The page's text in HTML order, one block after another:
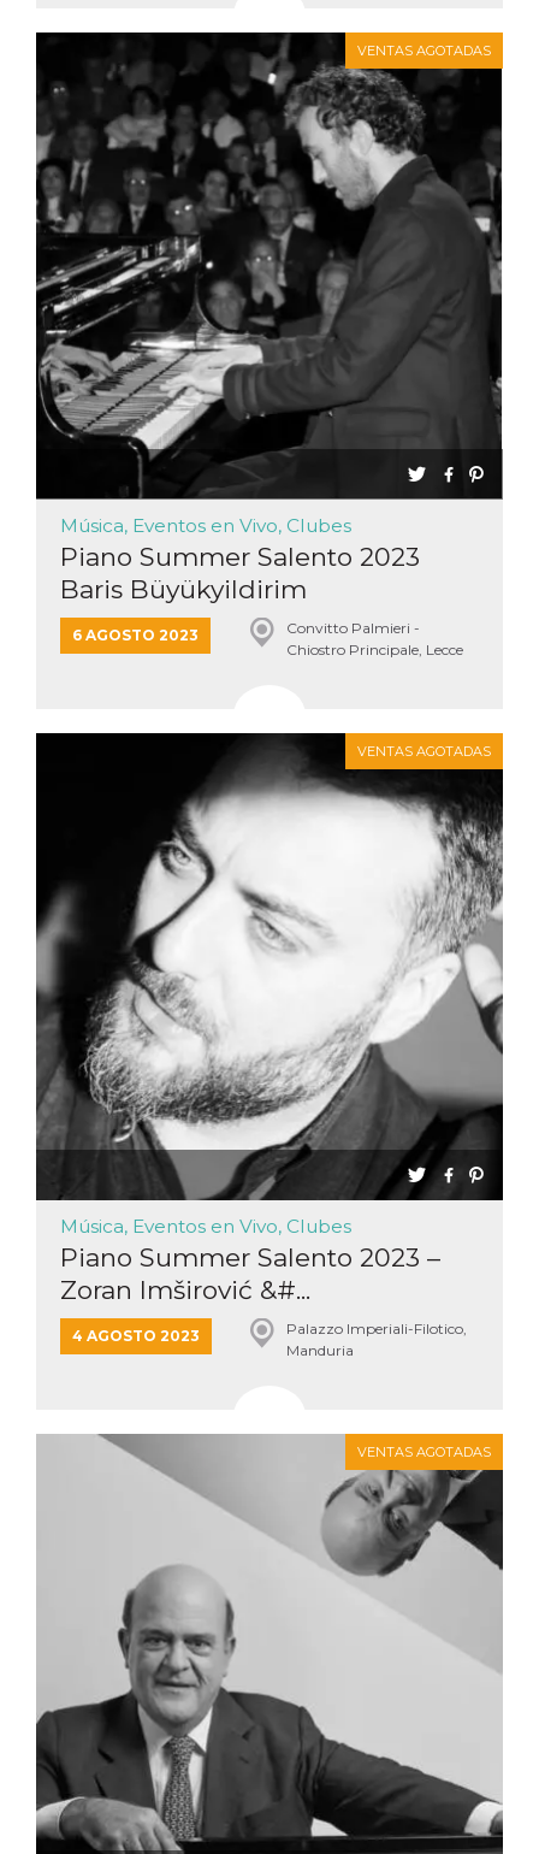
VENTAS AGOTADAS
Música, Eventos en Vivo, Clubes
Piano Summer Salento 2023
Baris Büyükyildirim
6 AGOSTO 2023
Convitto Palmieri -
Chiostro Principale, Lecce
VENTAS AGOTADAS
Música, Eventos en Vivo, Clubes
Piano Summer Salento 2023 –
Zoran Imširović &#...
4 AGOSTO 2023
Palazzo Imperiali-Filotico,
Manduria
VENTAS AGOTADAS